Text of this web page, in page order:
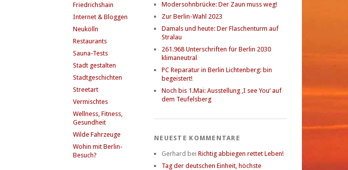
Friedrichshain
Internet & Bloggen
Neukölln
Restaurants
Sauna-Tests
Stadt gestalten
Stadtgeschichten
Streetart
Vermischtes
Wellness, Fitness,
Gesundheit
Wilde Fahrzeuge
Wohin mit Berlin-
Besuch?
Modersohnbrücke: Der Zaun muss weg!
Zur Berlin-Wahl 2023
Damals und heute: Der Flaschenturm auf
Stralau
261.968 Unterschriften für Berlin 2030
klimaneutral
PC Reparatur in Berlin Lichtenberg: bin
begeistert!
Noch bis 1.Mai: Ausstellung ‚I see You‘ auf
dem Teufelsberg
NEUESTE KOMMENTARE
Gerhard bei Richtig abbiegen rettet Leben!
Tag der deutschen Einheit, höchste